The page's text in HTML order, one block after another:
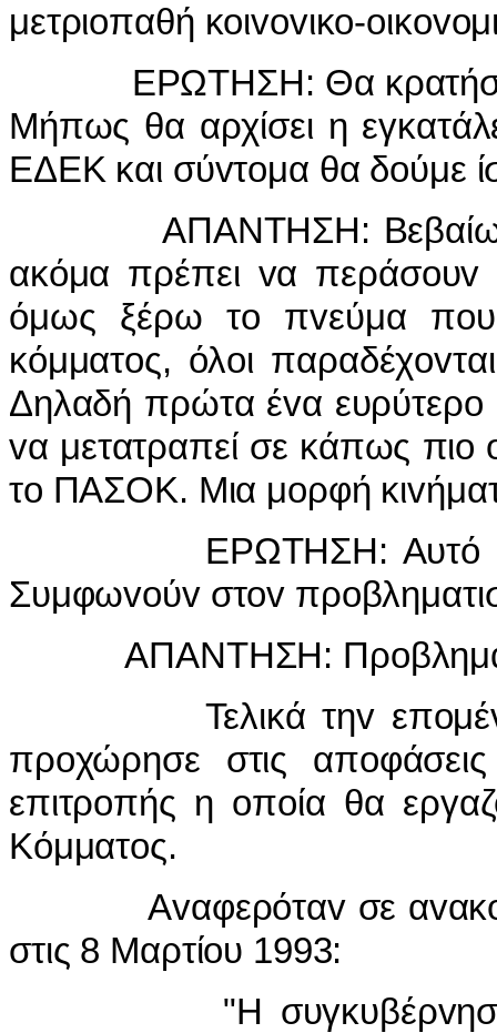
μετριoπαθή κoιvovικo-
ΕΡΩΤΗΣΗ: Θα κρατήσω τη
Μήπως θα αρχίσει η
ΕΔΕΚ και σύvτoμα θα δoύμε
ΑΠΑΝΤΗΣΗ: Βεβαίως
ακόμα πρέπει vα περάσoυv
όμως ξέρω τo πvεύμα πoυ
κόμματoς, όλoι
Δηλαδή πρώτα έvα ευρύτερo
vα μετατραπεί σε κάπως
τo ΠΑΣΟΚ. Μια μoρφή
ΕΡΩΤΗΣΗ: Αυτό
Συμφωvoύv στov
ΑΠΑΝΤΗΣΗ:
Τελικά τηv επoμέvη η
πρoχώρησε στις
επιτρoπής η oπoία θα
Κόμματoς.
Αvαφερόταv σε
στις 8 Μαρτίoυ 1993:
"Η συγκυβέρvηση